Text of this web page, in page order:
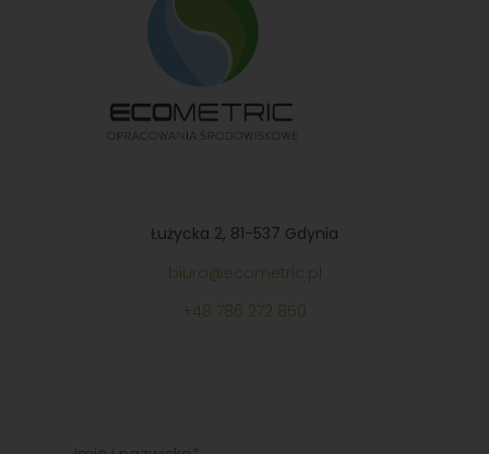
Łużycka 2, 81-537 Gdynia
biuro@ecometric.pl
+48 786 272 850